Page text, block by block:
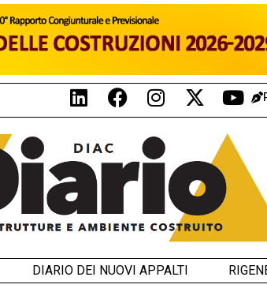
DIARIO DEI NUOVI APPALTI